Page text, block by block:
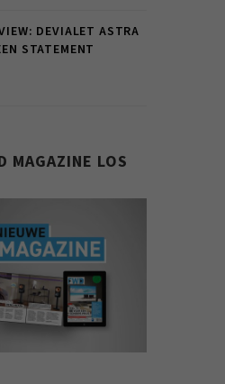
DEVIALET ASTRA
STATEMENT
MAGAZINE LOS